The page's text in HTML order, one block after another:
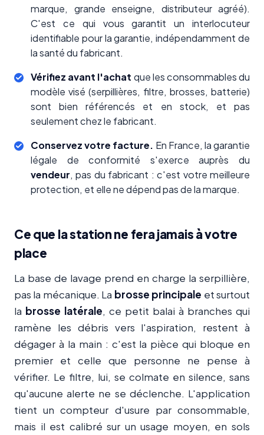
marque, grande enseigne, distributeur agréé).
C'est ce qui vous garantit un interlocuteur
identifiable pour la garantie, indépendamment de
la santé du fabricant.
Vérifiez avant l'achat que les consommables du
modèle visé (serpillières, filtre, brosses, batterie)
sont bien référencés et en stock, et pas
seulement chez le fabricant.
Conservez votre facture. En France, la garantie
légale de conformité s'exerce auprès du
vendeur, pas du fabricant : c'est votre meilleure
protection, et elle ne dépend pas de la marque.
Ce que la station ne fera jamais à votre
place
La base de lavage prend en charge la serpillière,
pas la mécanique. La brosse principale et surtout
la brosse latérale, ce petit balai à branches qui
ramène les débris vers l'aspiration, restent à
dégager à la main : c'est la pièce qui bloque en
premier et celle que personne ne pense à
vérifier. Le filtre, lui, se colmate en silence, sans
qu'aucune alerte ne se déclenche. L'application
tient un compteur d'usure par consommable,
mais il est calibré sur un usage moyen, en sols